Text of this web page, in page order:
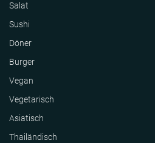
Salat
Sushi
Döner
Burger
Vegan
Vegetarisch
Asiatisch
Thailändisch